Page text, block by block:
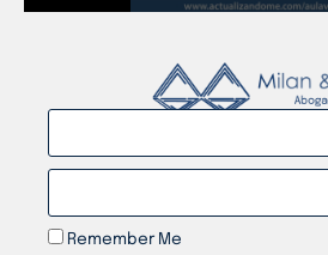
Remember Me